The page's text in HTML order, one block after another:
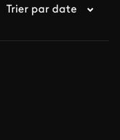
Trier par date